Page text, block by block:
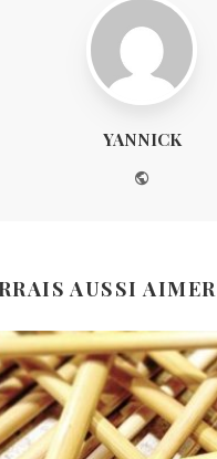
YANNICK
AUSSI AIMER